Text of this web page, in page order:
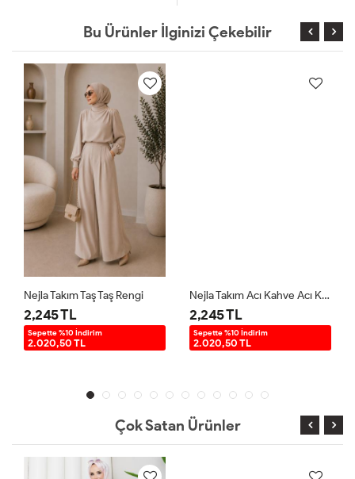
Bu Ürünler İlginizi Çekebilir
Nejla Takım Taş Taş Rengi
2,245 TL
Sepette %10 İndirim
2.020,50 TL
Nejla Takım Acı Kahve Acı Kahve
2,245 TL
Sepette %10 İndirim
2.020,50 TL
Çok Satan Ürünler